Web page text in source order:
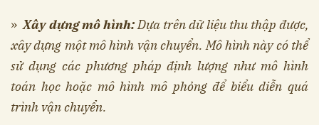
»Xây dựng mô hình:Dựa trên dữ liệu thu thập được,
xây dựng một mô hình vận chuyển. Mô hình này có thể
sử dụng các phương pháp định lượng như mô hình
toán học hoặc mô hình mô phỏng để biểu diễn quá
trình vận chuyển.